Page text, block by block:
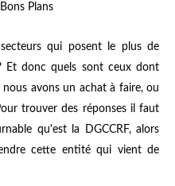
Plans
qui posent le plus de
Et donc quels sont ceux dont
avons un achat à faire, ou
trouver des réponses il faut
qu'est la DGCCRF, alors
cette entité qui vient de